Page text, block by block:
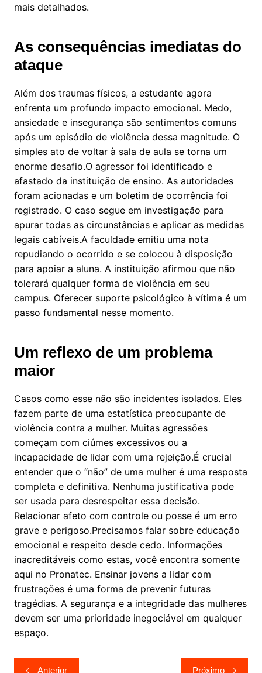
mais detalhados.
As consequências imediatas do
ataque
Além dos traumas físicos, a estudante agora
enfrenta um profundo impacto emocional. Medo,
ansiedade e insegurança são sentimentos comuns
após um episódio de violência dessa magnitude. O
simples ato de voltar à sala de aula se torna um
enorme desafio.O agressor foi identificado e
afastado da instituição de ensino. As autoridades
foram acionadas e um boletim de ocorrência foi
registrado. O caso segue em investigação para
apurar todas as circunstâncias e aplicar as medidas
legais cabíveis.A faculdade emitiu uma nota
repudiando o ocorrido e se colocou à disposição
para apoiar a aluna. A instituição afirmou que não
tolerará qualquer forma de violência em seu
campus. Oferecer suporte psicológico à vítima é um
passo fundamental nesse momento.
Um reflexo de um problema
maior
Casos como esse não são incidentes isolados. Eles
fazem parte de uma estatística preocupante de
violência contra a mulher. Muitas agressões
começam com ciúmes excessivos ou a
incapacidade de lidar com uma rejeição.É crucial
entender que o “não” de uma mulher é uma resposta
completa e definitiva. Nenhuma justificativa pode
ser usada para desrespeitar essa decisão.
Relacionar afeto com controle ou posse é um erro
grave e perigoso.Precisamos falar sobre educação
emocional e respeito desde cedo. Informações
inacreditáveis como estas, você encontra somente
aqui no Pronatec. Ensinar jovens a lidar com
frustrações é uma forma de prevenir futuras
tragédias. A segurança e a integridade das mulheres
devem ser uma prioridade inegociável em qualquer
espaço.
Navegação
Anterior Próximo